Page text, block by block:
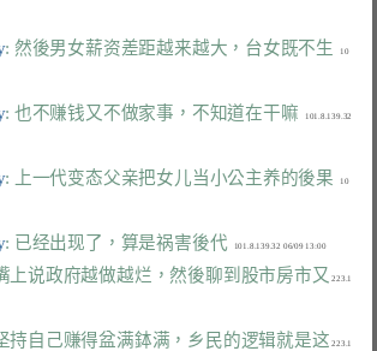
: 然後男女薪资差距越来越大，台女既不生
   10
: 也不赚钱又不做家事，不知道在干嘛
   101.8.139.32
: 上一代变态父亲把女儿当小公主养的後果
   10
: 已经出现了，算是祸害後代
   101.8.139.32 06/09 13:00
上说政府越做越烂，然後聊到股市房市又 223.1
持自己赚得盆满鉢满，乡民的逻辑就是这 223.1